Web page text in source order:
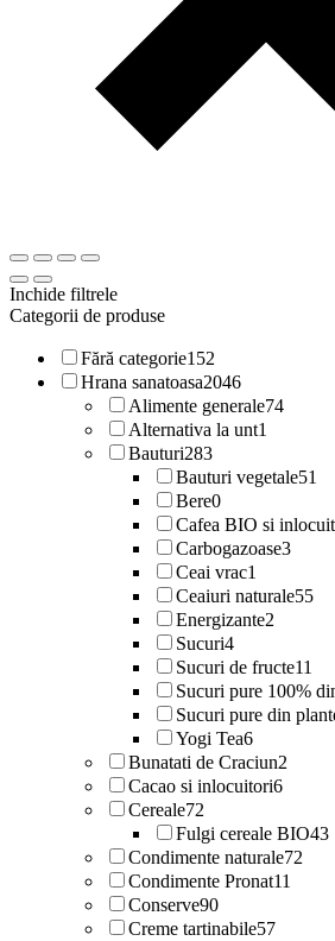
Inchide filtrele
Categorii de produse
Fără categorie152
Hrana sanatoasa2046
Alimente generale74
Alternativa la unt1
Bauturi283
Bauturi vegetale51
Bere0
Cafea BIO si
Carbogazoase3
Ceai vrac1
Ceaiuri naturale55
Energizante2
Sucuri4
Sucuri de fructe11
Sucuri pure 100%
Sucuri pure din
Yogi Tea6
Bunatati de Craciun2
Cacao si inlocuitori6
Cereale72
Fulgi cereale BIO43
Condimente naturale72
Condimente Pronat11
Conserve90
Creme tartinabile57